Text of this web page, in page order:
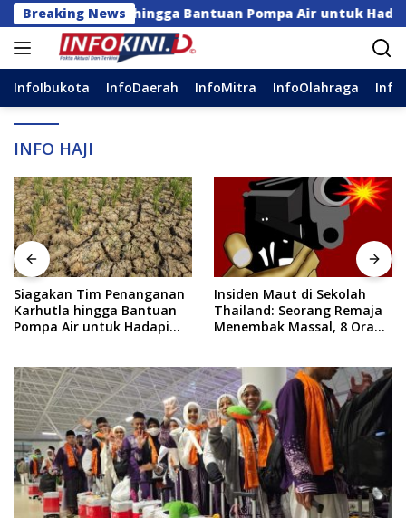
Langsung
ke
konten
Breaking News
Karhutla hingga Bantuan Pompa Air untuk Hadapi
InfoIbukota InfoDaerah InfoMitra InfoOlahraga
INFO HAJI
Insiden Maut di Sekolah
Thailand: Seorang Remaja
Menembak Massal, 8 Orang
79 Daerah Kekurangan
Anggaran, Pusat Harus
Segera Salurkan DAU